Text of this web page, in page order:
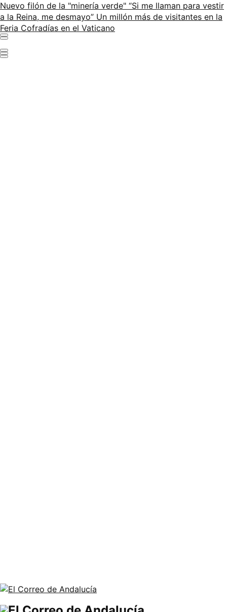
Nuevo filón de la "minería verde" “Si me llaman para vestir
a la Reina, me desmayo” Un millón más de visitantes en la
Feria Cofradías en el Vaticano